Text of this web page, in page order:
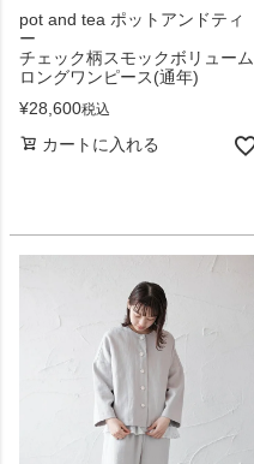
pot and tea ポットアンドティ
ー
チェック柄スモックボリューム
ロングワンピース(通年)
¥28,600税込
カートに入れる